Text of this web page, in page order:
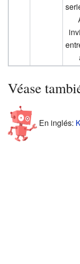
Véase
En inglés: